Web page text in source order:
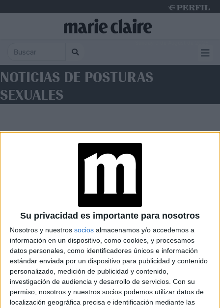
Su privacidad es importante para nosotros
Nosotros y nuestros socios almacenamos y/o accedemos a
información en un dispositivo, como cookies, y procesamos
datos personales, como identificadores únicos e información
estándar enviada por un dispositivo para publicidad y contenido
personalizado, medición de publicidad y contenido,
investigación de audiencia y desarrollo de servicios. Con su
permiso, nosotros y nuestros socios podemos utilizar datos de
localización geográfica precisa e identificación mediante las
NOTICIAS DE POSTURAS
SEXUALES
Caras Noticias
Hombre
Parabrisas
Look
Luz Mía Lunateen Break BATimes
© Perfil.com 2006-2019 - Todos los derechos reservados
Registro de Propiedad Intelectual: Nro. 5346433